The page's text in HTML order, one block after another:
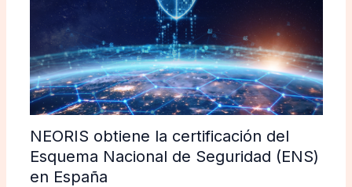
NEORIS obtiene la certificación del
Esquema Nacional de Seguridad (ENS)
en España